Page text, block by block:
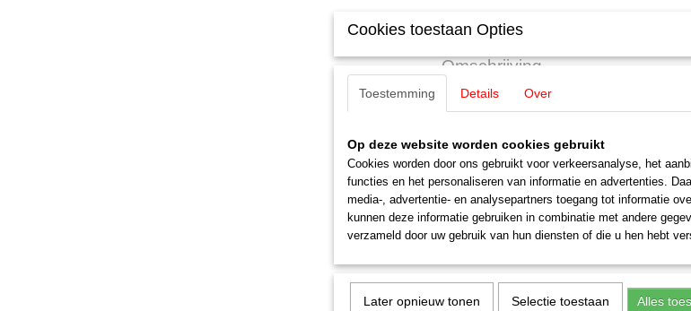
Specificaties
Productcode leverancier
Schaal
Staat
Omschrijving
Märklin E761070
Cookies toestaan Opties
Toestemming Details Over
Op deze website worden cookies gebruikt
Cookies worden door ons gebruikt voor verkeersanalyse, het
functies en het personaliseren van informatie en advertenties.
media-, advertentie- en analysepartners toegang tot informatie
kunnen deze informatie gebruiken in combinatie met andere
verzameld door uw gebruik van hun diensten of die u hen hebt
Later opnieuw tonen Selectie toestaan Alles